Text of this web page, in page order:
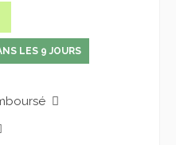
LES 9 JOURS